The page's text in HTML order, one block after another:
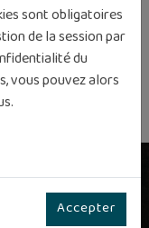
sont obligatoires
de la session par
du
vous pouvez alors
Accepter